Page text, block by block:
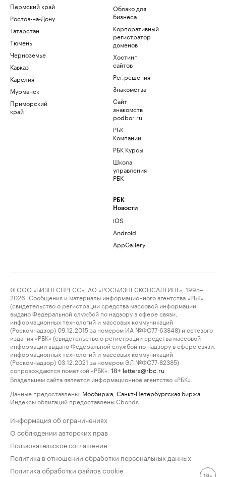
Пермский край
Ростов-на-Дону
Татарстан
Тюмень
Черноземье
Кавказ
Карелия
Мурманск
Приморский
край
Облако для
бизнеса
Корпоративный
регистратор
доменов
Хостинг
сайтов
Рег.решения
Знакомства
Сайт
знакомств
podbor.ru
РБК
Компании
РБК Курсы
Школа
управления
РБК
РБК
Новости
iOS
Android
AppGallery
© ООО «БИЗНЕСПРЕСС», АО «РОСБИЗНЕСКОНСАЛТИНГ», 1995–
2026. Сообщения и материалы информационного агентства «РБК»
(свидетельство о регистрации средства массовой информации
выдано Федеральной службой по надзору в сфере связи,
информационных технологий и массовых коммуникаций
(Роскомнадзор) 09.12.2015 за номером ИА №ФС77-63848) и сетевого
издания «РБК» (свидетельство о регистрации средства массовой
информации выдано Федеральной службой по надзору в сфере связи,
информационных технологий и массовых коммуникаций
(Роскомнадзор) 03.12.2021 за номером ЭЛ №ФС77-82385)
сопровождаются пометкой «РБК».
18+ letters@rbc.ru
Владельцем сайта является информационное агентство «РБК».
Данные предоставлены: Мосбиржа Санкт-Петербургская биржа
Индексы облигаций предоставлены Cbonds.
Информация об ограничениях
О соблюдении авторских прав
Пользовательское соглашение
Политика в отношении обработки персональных данных
Политика обработки файлов cookie